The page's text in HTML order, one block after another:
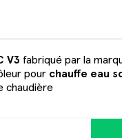
V3 fabriqué par la
pour chauffe eau
chaudière